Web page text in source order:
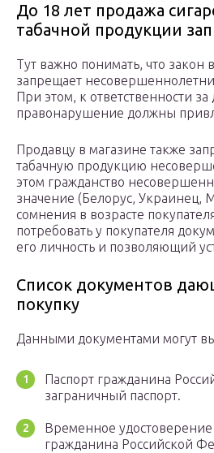
До 18 лет продажа
табачной продукции
Тут важно понимать, что закон
запрещает
При этом, к ответственности за
правонарушение должны
Продавцу в магазине также
табачную продукцию
этом гражданство
значение (Белорус, Украинец,
сомнения в возрасте
потребовать у покупателя
его личность и позволяющий
Список документов
покупку
Данными документами могут
Паспорт гражданина
заграничный паспорт.
Временное удостоверение
гражданина Российской